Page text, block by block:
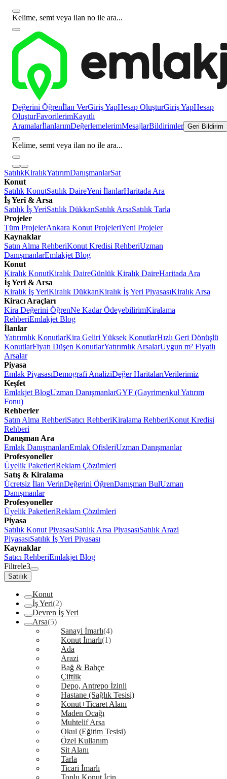
Kelime, semt veya ilan no ile ara...
Değerini Öğrenİlan VerGiriş YapHesap OluşturGiriş YapHesap
OluşturFavorilerimKayıtlı
AramalarİlanlarımDeğerlemelerimMesajlarBildirimler Geri Bildirim
Kelime, semt veya ilan no ile ara...
SatılıkKiralıkYatırımDanışmanlarSat
Konut
Satılık KonutSatılık DaireYeni İlanlarHaritada Ara
İş Yeri & Arsa
Satılık İş YeriSatılık DükkanSatılık ArsaSatılık Tarla
Projeler
Tüm ProjelerAnkara Konut ProjeleriYeni Projeler
Kaynaklar
Satın Alma RehberiKonut Kredisi RehberiUzman
DanışmanlarEmlakjet Blog
Konut
Kiralık KonutKiralık DaireGünlük Kiralık DaireHaritada Ara
İş Yeri & Arsa
Kiralık İş YeriKiralık DükkanKiralık İş Yeri PiyasasıKiralık Arsa
Kiracı Araçları
Kira Değerini ÖğrenNe Kadar ÖdeyebilirimKiralama
RehberiEmlakjet Blog
İlanlar
Yatırımlık KonutlarKira Geliri Yüksek KonutlarHızlı Geri Dönüşlü
KonutlarFiyatı Düşen KonutlarYatırımlık ArsalarUygun m² Fiyatlı
Arsalar
Piyasa
Emlak PiyasasıDemografi AnaliziDeğer HaritalarıVerilerimiz
Keşfet
Emlakjet BlogUzman DanışmanlarGYF (Gayrimenkul Yatırım
Fonu)
Rehberler
Satın Alma RehberiSatıcı RehberiKiralama RehberiKonut Kredisi
Rehberi
Danışman Ara
Emlak DanışmanlarıEmlak OfisleriUzman Danışmanlar
Profesyoneller
Üyelik PaketleriReklam Çözümleri
Satış & Kiralama
Ücretsiz İlan VerinDeğerini ÖğrenDanışman BulUzman
Danışmanlar
Profesyoneller
Üyelik PaketleriReklam Çözümleri
Piyasa
Satılık Konut PiyasasıSatılık Arsa PiyasasıSatılık Arazi
PiyasasıSatılık İş Yeri Piyasası
Kaynaklar
Satıcı RehberiEmlakjet Blog
Filtrele3
Satılık
Konut
İş Yeri(2)
Devren İş Yeri
Arsa(5)
Sanayi İmarlı(4)
Konut İmarlı(1)
Ada
Arazi
Bağ & Bahçe
Çiftlik
Depo, Antrepo İzinli
Hastane (Sağlık Tesisi)
Konut+Ticaret Alanı
Maden Ocağı
Muhtelif Arsa
Okul (Eğitim Tesisi)
Özel Kullanım
Sit Alanı
Tarla
Ticari İmarlı
Toplu Konut İçin